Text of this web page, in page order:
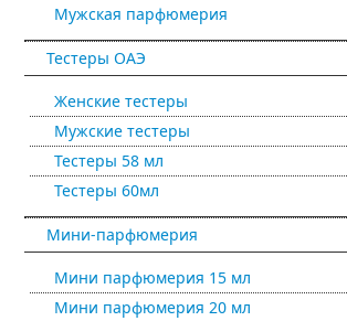
Мужская парфюмерия
Тестеры ОАЭ
Женские тестеры
Мужские тестеры
Тестеры 58 мл
Тестеры 60мл
Мини-парфюмерия
Мини парфюмерия 15 мл
Мини парфюмерия 20 мл